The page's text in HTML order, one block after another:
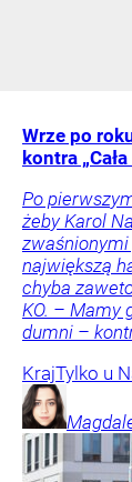
Wrze po
kontra
Po
żeby Karol
największą
chyba
KO. – Mamy
dumni –
KrajTylko u